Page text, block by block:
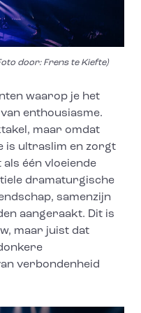
door: Frens te Kiefte)
waarop je het
enthousiasme.
maar omdat
is ultraslim en zorgt
één vloeiende
dramaturgische
samenzijn
aangeraakt. Dit is
maar juist dat
verbondenheid